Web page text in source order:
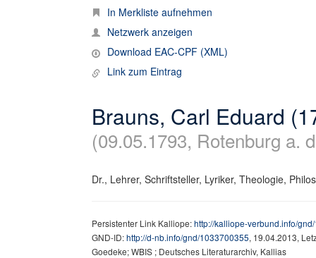
In Merkliste aufnehmen
Netzwerk anzeigen
Download EAC-CPF (XML)
Link zum Eintrag
Brauns, Carl Eduard
(09.05.1793, Rotenburg a.
Dr., Lehrer, Schriftsteller, Lyriker, Theologie,
Persistenter Link Kalliope:http://kalliope-verbund.info/
GND-ID:http://d-nb.info/gnd/1033700355, 19.04.2013,
Goedeke; WBIS ; Deutsches Literaturarchiv, Kallias